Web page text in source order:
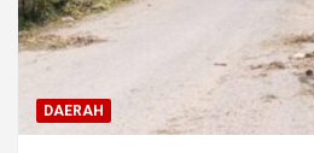
DAERAH